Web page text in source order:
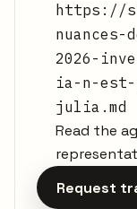
https://
nuances-
2026-
ia-n-
julia.md
Read the
Request